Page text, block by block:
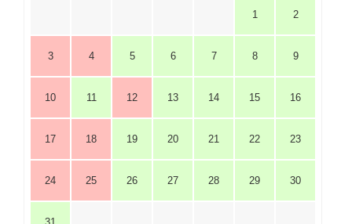
1 2
3 4 5 6 7 8 9
10 11 12 13 14 15 16
17 18 19 20 21 22 23
24 25 26 27 28 29 30